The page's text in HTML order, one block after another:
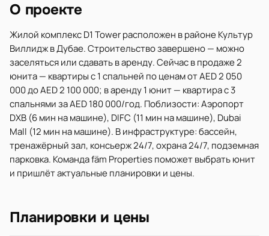
О проекте
Жилой комплекс D1 Tower расположен в районе Культур
Виллидж в Дубае. Строительство завершено — можно
заселяться или сдавать в аренду. Сейчас в продаже 2
юнита — квартиры с 1 спальней по ценам от AED 2 050
000 до AED 2 100 000; в аренду 1 юнит — квартира с 3
спальнями за AED 180 000/год. Поблизости: Аэропорт
DXB (6 мин на машине), DIFC (11 мин на машине), Dubai
Mall (12 мин на машине). В инфраструктуре: бассейн,
тренажёрный зал, консьерж 24/7, охрана 24/7, подземная
парковка. Команда fäm Properties поможет выбрать юнит
и пришлёт актуальные планировки и цены.
Планировки и цены